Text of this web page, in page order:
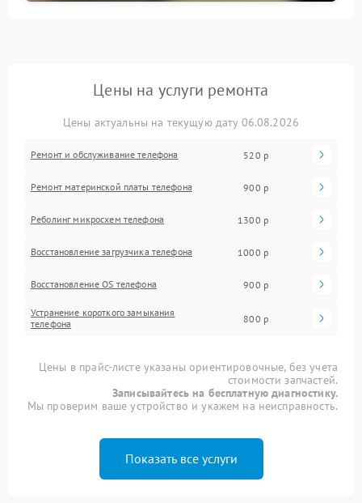
Цены на услуги ремонта
Цены актуальны на текущую дату 06.08.2026
Ремонт и обслуживание телефона 520 р
Ремонт материнской платы телефона 900 р
Реболинг микросхем телефона 1300 р
Восстановление загрузчика телефона 1000 р
Восстановление OS телефона 900 р
Устранение короткого замыкания
телефона
800 р
Цены в прайс-листе указаны ориентировочные, без учета
стоимости запчастей.
Записывайтесь на бесплатную диагностику.
Мы проверим ваше устройство и укажем на неисправность.
Показать все услуги